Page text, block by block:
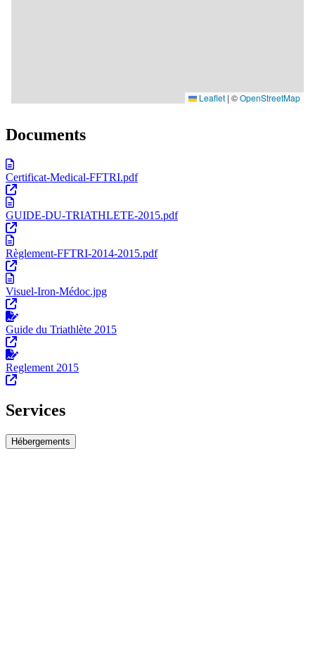
Documents
Certificat-Medical-FFTRI.pdf
GUIDE-DU-TRIATHLETE-2015.pdf
Règlement-FFTRI-2014-2015.pdf
Visuel-Iron-Médoc.jpg
Guide du Triathlète 2015
Reglement 2015
Services
Hébergements